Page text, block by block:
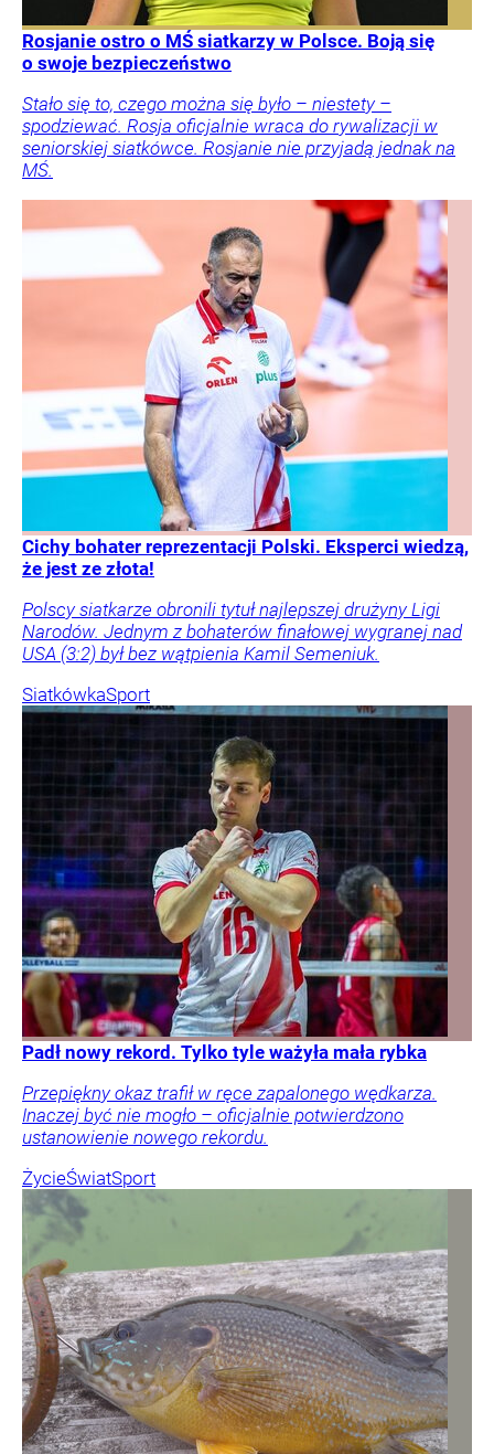
Rosjanie ostro o MŚ siatkarzy w Polsce. Boją się
o swoje bezpieczeństwo
Stało się to, czego można się było – niestety –
spodziewać. Rosja oficjalnie wraca do rywalizacji w
seniorskiej siatkówce. Rosjanie nie przyjadą jednak na
MŚ.
Cichy bohater reprezentacji Polski. Eksperci wiedzą,
że jest ze złota!
Polscy siatkarze obronili tytuł najlepszej drużyny Ligi
Narodów. Jednym z bohaterów finałowej wygranej nad
USA (3:2) był bez wątpienia Kamil Semeniuk.
SiatkówkaSport
Padł nowy rekord. Tylko tyle ważyła mała rybka
Przepiękny okaz trafił w ręce zapalonego wędkarza.
Inaczej być nie mogło – oficjalnie potwierdzono
ustanowienie nowego rekordu.
ŻycieŚwiatSport